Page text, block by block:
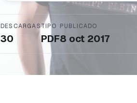
DESCARGAS
30
TIPO
PDF
PUBLICADO
8 oct 2017